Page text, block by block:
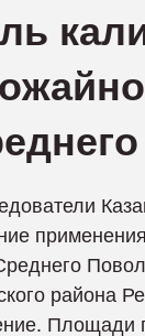
района
Площади